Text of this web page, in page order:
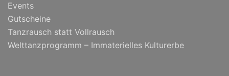
Events
Gutscheine
Tanzrausch statt Vollrausch
Welttanzprogramm – Immaterielles Kulturerbe